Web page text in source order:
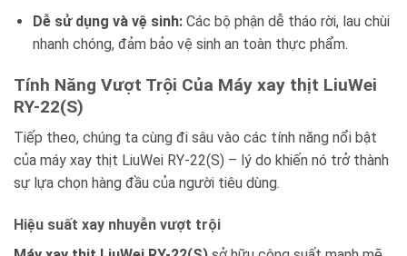
Dễ sử dụng và vệ sinh:Các bộ phận dễ tháo rời, lau chùi
nhanh chóng, đảm bảo vệ sinh an toàn thực phẩm.
Tính Năng Vượt Trội Của Máy xay thịt LiuWei
RY-22(S)
Tiếp theo, chúng ta cùng đi sâu vào các tính năng nổi bật
của máy xay thịt LiuWei RY-22(S) – lý do khiến nó trở thành
sự lựa chọn hàng đầu của người tiêu dùng.
Hiệu suất xay nhuyễn vượt trội